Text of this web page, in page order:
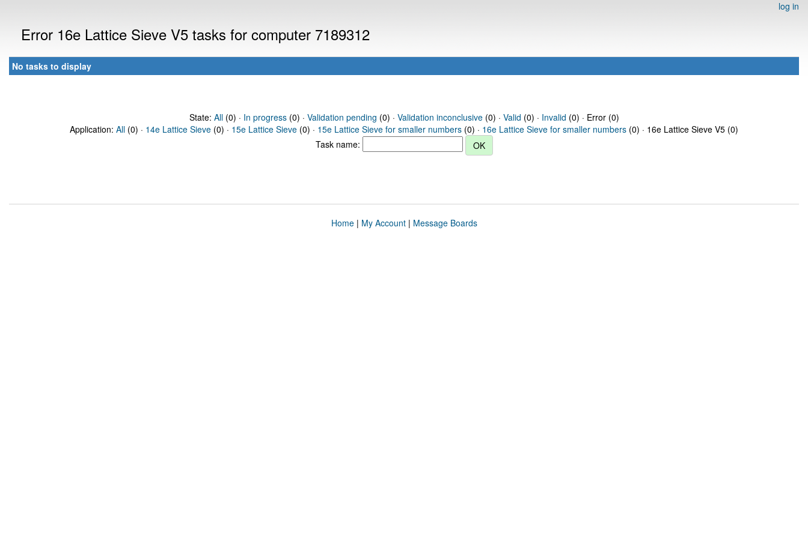
log in
Error 16e Lattice Sieve V5 tasks for computer 7189312
No tasks to display
State: All(0) · In progress(0) · Validation pending (0) · Validation inconclusive(0) · Valid (0) · Invalid (0) · Error (0)
Application: All (0) · 14e Lattice Sieve (0) · 15e Lattice Sieve (0) · 15e Lattice Sieve for smaller numbers (0) · 16e Lattice Sieve for smaller numbers (0) · 16e Lattice Sieve V5 (0)
Task name:
Home| My Account| Message Boards